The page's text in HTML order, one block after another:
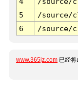
5
/source/
6
/source/
www.365jz.com 已经